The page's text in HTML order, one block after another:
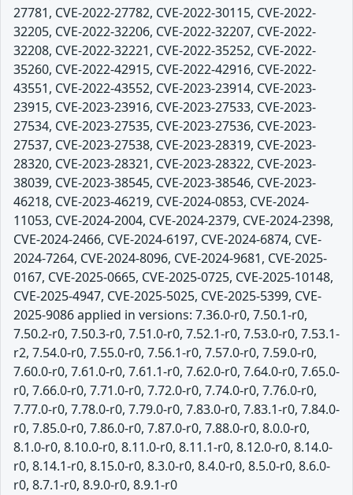
27781, CVE-2022-27782, CVE-2022-30115, CVE-2022-
32205, CVE-2022-32206, CVE-2022-32207, CVE-2022-
32208, CVE-2022-32221, CVE-2022-35252, CVE-2022-
35260, CVE-2022-42915, CVE-2022-42916, CVE-2022-
43551, CVE-2022-43552, CVE-2023-23914, CVE-2023-
23915, CVE-2023-23916, CVE-2023-27533, CVE-2023-
27534, CVE-2023-27535, CVE-2023-27536, CVE-2023-
27537, CVE-2023-27538, CVE-2023-28319, CVE-2023-
28320, CVE-2023-28321, CVE-2023-28322, CVE-2023-
38039, CVE-2023-38545, CVE-2023-38546, CVE-2023-
46218, CVE-2023-46219, CVE-2024-0853, CVE-2024-
11053, CVE-2024-2004, CVE-2024-2379, CVE-2024-2398,
CVE-2024-2466, CVE-2024-6197, CVE-2024-6874, CVE-
2024-7264, CVE-2024-8096, CVE-2024-9681, CVE-2025-
0167, CVE-2025-0665, CVE-2025-0725, CVE-2025-10148,
CVE-2025-4947, CVE-2025-5025, CVE-2025-5399, CVE-
2025-9086 applied in versions: 7.36.0-r0, 7.50.1-r0,
7.50.2-r0, 7.50.3-r0, 7.51.0-r0, 7.52.1-r0, 7.53.0-r0, 7.53.1-
r2, 7.54.0-r0, 7.55.0-r0, 7.56.1-r0, 7.57.0-r0, 7.59.0-r0,
7.60.0-r0, 7.61.0-r0, 7.61.1-r0, 7.62.0-r0, 7.64.0-r0, 7.65.0-
r0, 7.66.0-r0, 7.71.0-r0, 7.72.0-r0, 7.74.0-r0, 7.76.0-r0,
7.77.0-r0, 7.78.0-r0, 7.79.0-r0, 7.83.0-r0, 7.83.1-r0, 7.84.0-
r0, 7.85.0-r0, 7.86.0-r0, 7.87.0-r0, 7.88.0-r0, 8.0.0-r0,
8.1.0-r0, 8.10.0-r0, 8.11.0-r0, 8.11.1-r0, 8.12.0-r0, 8.14.0-
r0, 8.14.1-r0, 8.15.0-r0, 8.3.0-r0, 8.4.0-r0, 8.5.0-r0, 8.6.0-
r0, 8.7.1-r0, 8.9.0-r0, 8.9.1-r0